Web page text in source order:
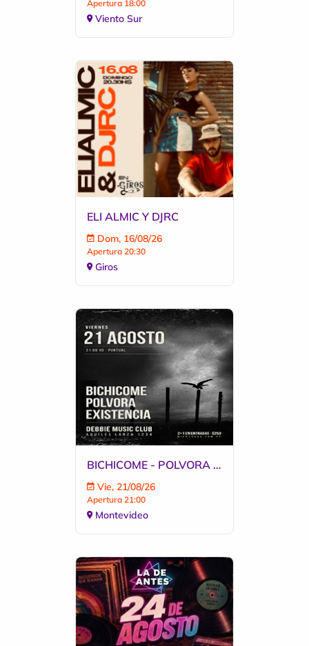
Apertura 18:00
Viento Sur
ELI ALMIC Y DJRC
Dom, 16/08/26
Apertura 20:30
Giros
BICHICOME - POLVORA - EXISTENCIA
Vie, 21/08/26
Apertura 21:00
Montevideo